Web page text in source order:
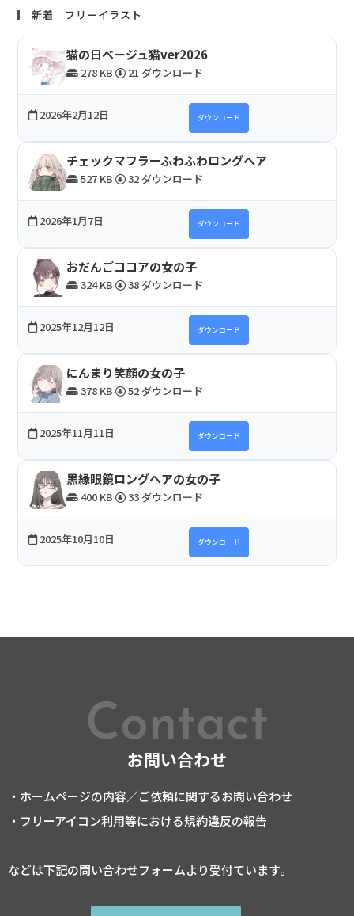
新着 フリーイラスト
猫の日ベージュ猫ver2026
278 KB 21 ダウンロード
2026年2月12日 ダウンロード
チェックマフラーふわふわロングヘア
527 KB 32 ダウンロード
2026年1月7日 ダウンロード
おだんごココアの女の子
324 KB 38 ダウンロード
2025年12月12日 ダウンロード
にんまり笑顔の女の子
378 KB 52 ダウンロード
2025年11月11日 ダウンロード
黒縁眼鏡ロングヘアの女の子
400 KB 33 ダウンロード
2025年10月10日 ダウンロード
Contact
お問い合わせ
・ホームページの内容／ご依頼に関するお問い合わせ
・フリーアイコン利用等における規約違反の報告
などは下記の問い合わせフォームより受付ています。